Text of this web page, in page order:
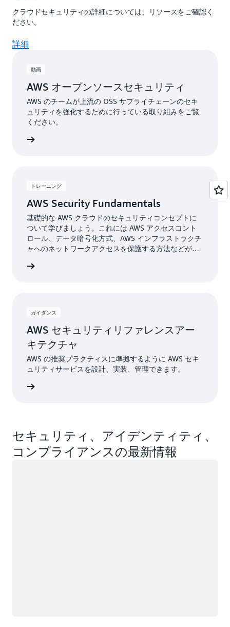
クラウドセキュリティの詳細については、リソースをご確認く
ださい。
詳細
動画
AWS オープンソースセキュリティ
AWS のチームが上流の OSS サプライチェーンのセキ
ュリティを強化するために行っている取り組みをご覧
ください。
トレーニング
AWS Security Fundamentals
基礎的な AWS クラウドのセキュリティコンセプトに
ついて学びましょう。これには AWS アクセスコント
ロール、データ暗号化方式、AWS インフラストラクチ
ャへのネットワークアクセスを保護する方法などが含
ガイダンス
AWS セキュリティリファレンスアー
キテクチャ
AWS の推奨プラクティスに準拠するように AWS セキ
ュリティサービスを設計、実装、管理できます。
セキュリティ、アイデンティティ、
コンプライアンスの最新情報